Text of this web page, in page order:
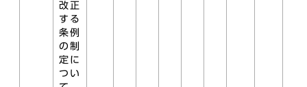
改正
する
条例
の制
定に
つい